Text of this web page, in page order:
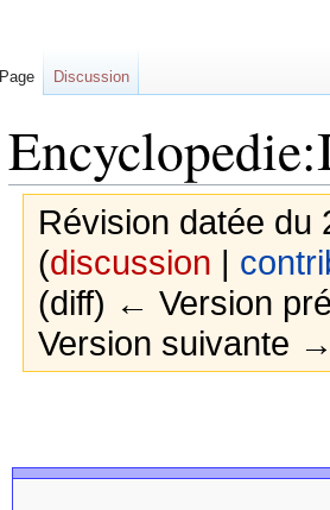
Révision datée
(discussion |
(diff) ← Version
Version suivante
navigation
recherche
Page Discussion